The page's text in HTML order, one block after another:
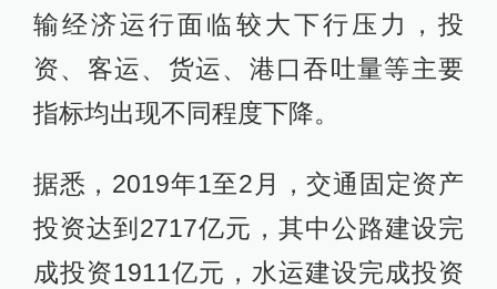
输经济运行面临较大下行压力，投
资、客运、货运、港口吞吐量等主要
指标均出现不同程度下降。
据悉，2019年1至2月，交通固定资产
投资达到2717亿元，其中公路建设完
成投资1911亿元，水运建设完成投资